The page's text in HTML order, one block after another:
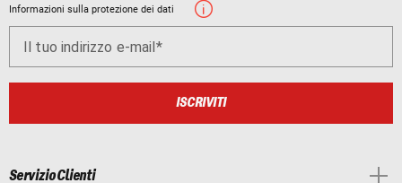
Informazioni sulla protezione dei dati
Il tuo indirizzo e-mail
ISCRIVITI
Servizio Clienti